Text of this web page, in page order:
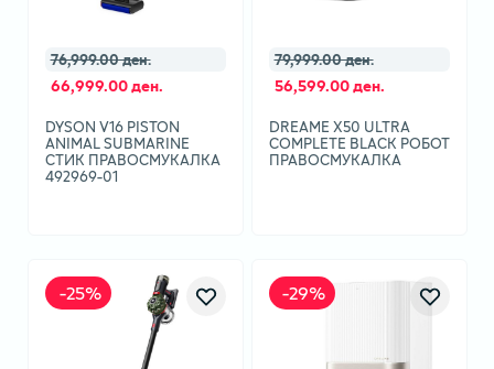
76,999.00 ден.
66,999.00 ден.
DYSON V16 PISTON
ANIMAL SUBMARINE
СТИК ПРАВОСМУКАЛКА
492969-01
79,999.00 ден.
56,599.00 ден.
DREAME X50 ULTRA
COMPLETE BLACK РОБОТ
ПРАВОСМУКАЛКА
-25% -29%